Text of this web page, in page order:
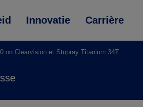
Innovatie Carrière
on Clearvision et Stopray Titanium 34T